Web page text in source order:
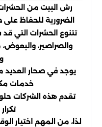
رش البيت من
الضرورية للحفاظ
والصراصير،
يوجد في صحار
خدمات
تقدم هذه الشركات
لذا، من المهم اختيار